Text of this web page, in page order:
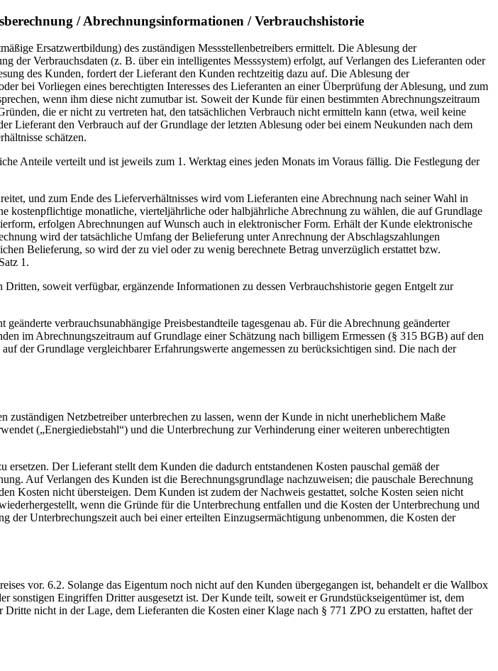
/ Abrechnungsinformationen / Verbrauchshistorie
Ersatzwertbildung) des zuständigen Messstellenbetreibers ermittelt. Die Ablesung der
der Verbrauchsdaten (z. B. über ein intelligentes Messsystem) erfolgt, auf Verlangen des Lieferanten oder
des Kunden, fordert der Lieferant den Kunden rechtzeitig dazu auf. Die Ablesung der
bei Vorliegen eines berechtigten Interesses des Lieferanten an einer Überprüfung der Ablesung, und zum
wenn ihm diese nicht zumutbar ist. Soweit der Kunde für einen bestimmten Abrechnungszeitraum
die er nicht zu vertreten hat, den tatsächlichen Verbrauch nicht ermitteln kann (etwa, weil keine
Lieferant den Verbrauch auf der Grundlage der letzten Ablesung oder bei einem Neukunden nach dem
schätzen.
Anteile verteilt und ist jeweils zum 1. Werktag eines jeden Monats im Voraus fällig. Die Festlegung der
und zum Ende des Lieferverhältnisses wird vom Lieferanten eine Abrechnung nach seiner Wahl in
kostenpflichtige monatliche, vierteljährliche oder halbjährliche Abrechnung zu wählen, die auf Grundlage
erfolgen Abrechnungen auf Wunsch auch in elektronischer Form. Erhält der Kunde elektronische
wird der tatsächliche Umfang der Belieferung unter Anrechnung der Abschlagszahlungen
Belieferung, so wird der zu viel oder zu wenig berechnete Betrag unverzüglich erstattet bzw.
1.
soweit verfügbar, ergänzende Informationen zu dessen Verbrauchshistorie gegen Entgelt zur
verbrauchsunabhängige Preisbestandteile tagesgenau ab. Für die Abrechnung geänderter
im Abrechnungszeitraum auf Grundlage einer Schätzung nach billigem Ermessen (§ 315 BGB) auf den
der Grundlage vergleichbarer Erfahrungswerte angemessen zu berücksichtigen sind. Die nach der
Netzbetreiber unterbrechen zu lassen, wenn der Kunde in nicht unerheblichem Maße
(„Energiediebstahl“) und die Unterbrechung zur Verhinderung einer weiteren unberechtigten
Der Lieferant stellt dem Kunden die dadurch entstandenen Kosten pauschal gemäß der
Auf Verlangen des Kunden ist die Berechnungsgrundlage nachzuweisen; die pauschale Berechnung
Kosten nicht übersteigen. Dem Kunden ist zudem der Nachweis gestattet, solche Kosten seien nicht
wenn die Gründe für die Unterbrechung entfallen und die Kosten der Unterbrechung und
Unterbrechungszeit auch bei einer erteilten Einzugsermächtigung unbenommen, die Kosten der
vor. 6.2. Solange das Eigentum noch nicht auf den Kunden übergegangen ist, behandelt er die Wallbox
Eingriffen Dritter ausgesetzt ist. Der Kunde teilt, soweit er Grundstückseigentümer ist, dem
nicht in der Lage, dem Lieferanten die Kosten einer Klage nach § 771 ZPO zu erstatten, haftet der